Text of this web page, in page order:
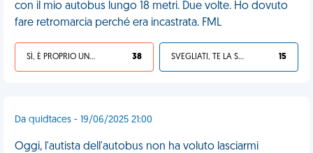
con il mio autobus lungo 18 metri. Due volte. Ho dovuto
fare retromarcia perché era incastrata. FML
SÌ, È PROPRIO UNA VDM! 38 SVEGLIATI, TE LA SEI CERCATA! 15
Da quidtaces - 19/06/2025 21:00
Oggi, l'autista dell'autobus non ha voluto lasciarmi